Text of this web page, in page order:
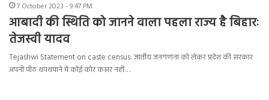
7 October 2023 - 9:47 PM
आबादी की स्थिति को जानने वाला पहला राज्य है बिहारः
तेजस्वी यादव
Tejashwi Statement on caste census: जातीय जनगणना को लेकर प्रदेश की सरकार
अपनी पीठ थपथपाने में कोई कोर कसर नहीं…